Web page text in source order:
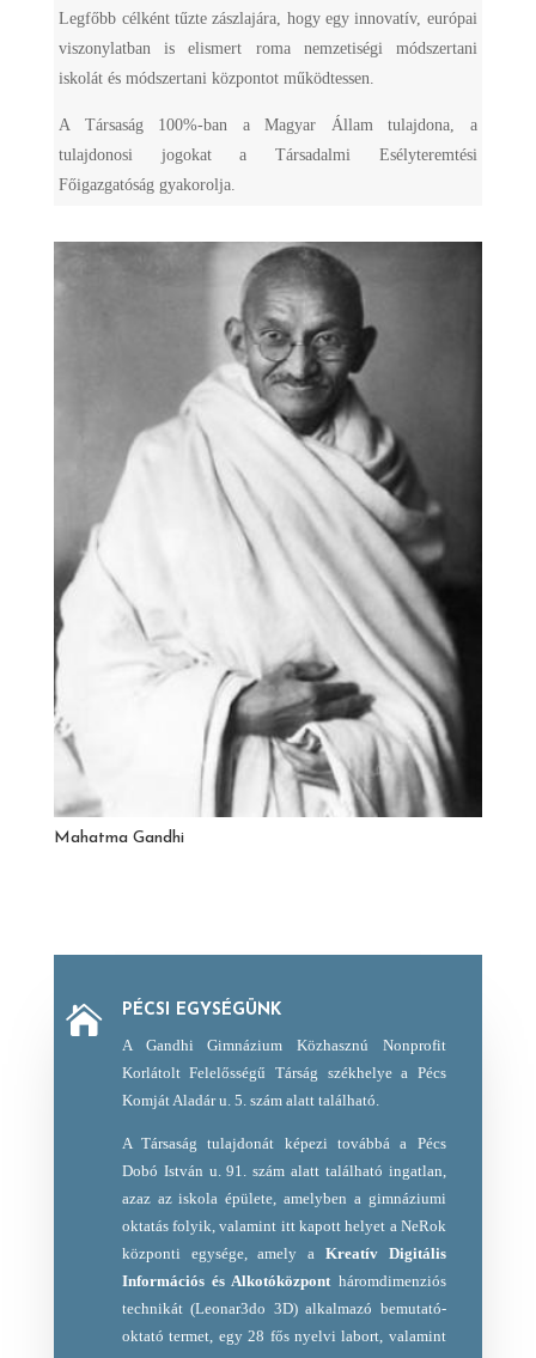
Legfőbb célként tűzte zászlajára, hogy egy innovatív, európai
viszonylatban is elismert roma nemzetiségi módszertani
iskolát és módszertani központot működtessen.
A Társaság 100%-ban a Magyar Állam tulajdona, a
tulajdonosi jogokat a Társadalmi Esélyteremtési
Főigazgatóság gyakorolja.
Mahatma Gandhi

PÉCSI EGYSÉGÜNK
A Gandhi Gimnázium Közhasznú Nonprofit
Korlátolt Felelősségű Társág székhelye a Pécs
Komját Aladár u. 5. szám alatt található.
A Társaság tulajdonát képezi továbbá a Pécs
Dobó István u. 91. szám alatt található ingatlan,
azaz az iskola épülete, amelyben a gimnáziumi
oktatás folyik, valamint itt kapott helyet a NeRok
központi egysége, amely a Kreatív Digitális
Információs és Alkotóközpont háromdimenziós
technikát (Leonar3do 3D) alkalmazó bemutató-
oktató termet, egy 28 fős nyelvi labort, valamint